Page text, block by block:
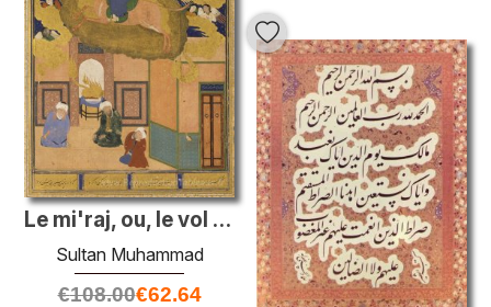
Le mi'raj, ou, le vol de nuit de Muhammad sur son steed buraq- f
Sultan Muhammad
€108.00€62.64